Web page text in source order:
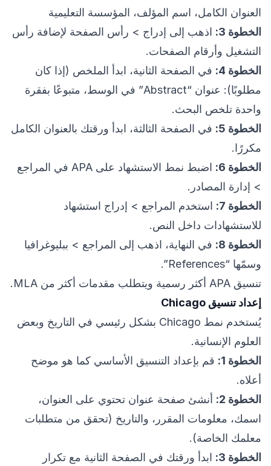
العنوان الكامل، اسم المؤلف، المؤسسة التعليمية
الخطوة 3:
اذهب إلى إدراج > رأس الصفحة لإضافة رأس
التشغيل وأرقام الصفحات.
الخطوة 4:
في الصفحة الثانية، ابدأ الملخص (إذا كان
مطلوبًا): عنوان “Abstract” في الوسط، متبوعًا بفقرة
واحدة تلخص البحث.
الخطوة 5:
في الصفحة الثالثة، ابدأ ورقتك بالعنوان الكامل
مكررًا.
الخطوة 6:
اضبط نمط الاستشهاد على APA في المراجع
> إدارة المصادر.
الخطوة 7:
استخدم المراجع > إدراج استشهاد
للاستشهادات داخل النص.
الخطوة 8:
في النهاية، اذهب إلى المراجع > ببليوغرافيا
وسمّها “References”.
تنسيق APA أكثر رسمية ويتطلب مقدمات أكثر من MLA.
إعداد تنسيق Chicago
يُستخدم نمط Chicago بشكل رئيسي في التاريخ وبعض
العلوم الإنسانية.
الخطوة 1:
قم بإعداد التنسيق الأساسي كما هو موضح
أعلاه.
الخطوة 2:
أنشئ صفحة عنوان تحتوي على العنوان،
اسمك، معلومات المقرر، والتاريخ (تحقق من متطلبات
معلمك الخاصة).
الخطوة 3:
ابدأ ورقتك في الصفحة الثانية مع تكرار